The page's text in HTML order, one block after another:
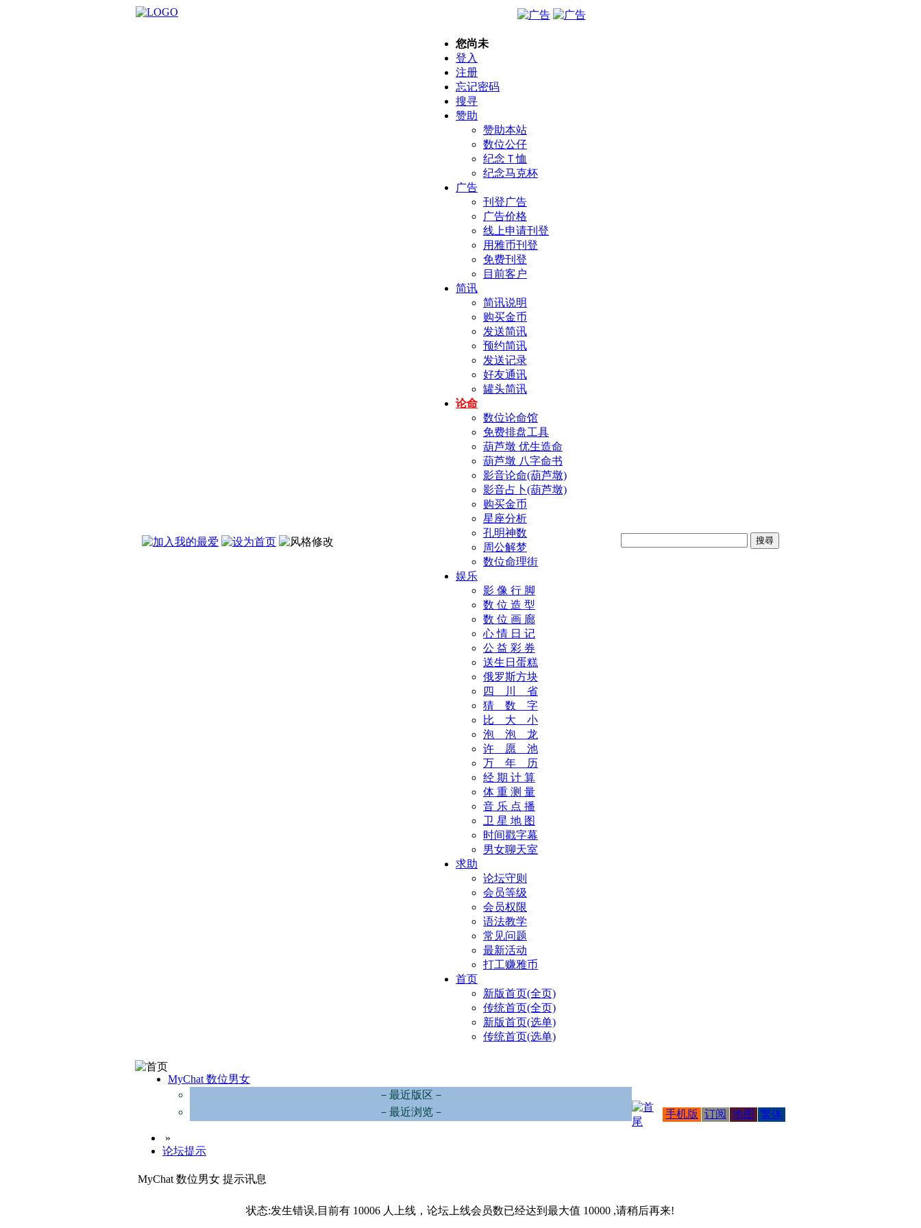
您尚未
登入
注册
忘记密码
搜寻
赞助
赞助本站
数位公仔
纪念Ｔ恤
纪念马克杯
广告
刊登广告
广告价格
线上申请刊登
用雅币刊登
免费刊登
目前客户
简讯
简讯说明
购买金币
发送简讯
预约简讯
发送记录
好友通讯
罐头简讯
论命
数位论命馆
免费排盘工具
葫芦墩 优生造命
葫芦墩 八字命书
影音论命(葫芦墩)
影音占卜(葫芦墩)
购买金币
星座分析
孔明神数
周公解梦
数位命理街
娱乐
影 像 行 脚
数 位 造 型
数 位 画 廊
心 情 日 记
公 益 彩 券
送生日蛋糕
俄罗斯方块
四 川 省
猜 数 字
比 大 小
泡 泡 龙
许 愿 池
万 年 历
经 期 计 算
体 重 测 量
音 乐 点 播
卫 星 地 图
时间戳字幕
男女聊天室
求助
论坛守则
会员等级
会员权限
语法教学
常见问题
最新活动
打工赚雅币
首页
新版首页(全页)
传统首页(全页)
新版首页(选单)
传统首页(选单)
MyChat 数位男女
－最近版区－
－最近浏览－
»
论坛提示
手机版 订阅 地图 繁体
MyChat 数位男女 提示讯息
状态:发生错误,目前有 10006 人上线，论坛上线会员数已经达到最大值 10000 ,请稍后再来!